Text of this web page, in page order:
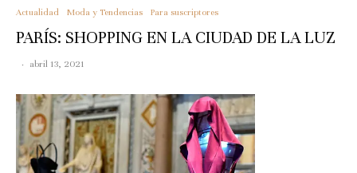
Actualidad Moda y Tendencias Para suscriptores
PARÍS: SHOPPING EN LA CIUDAD DE LA LUZ
· abril 13, 2021